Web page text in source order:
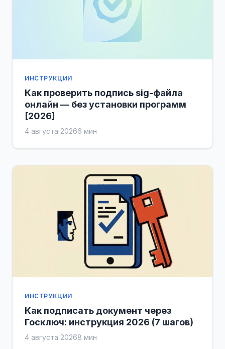
ИНСТРУКЦИИ
Как проверить подпись sig-файла
онлайн — без установки программ
[2026]
4 августа 20266 мин
ИНСТРУКЦИИ
Как подписать документ через
Госключ: инструкция 2026 (7 шагов)
4 августа 20268 мин